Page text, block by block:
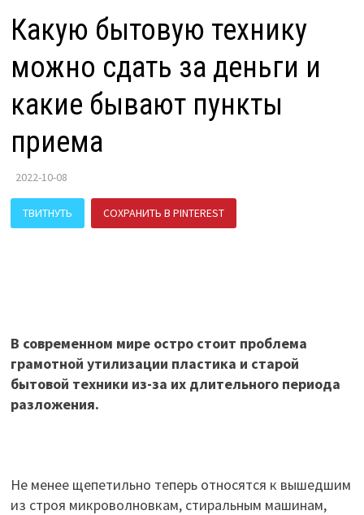
Какую бытовую технику
можно сдать за деньги и
какие бывают пункты
приема
2022-10-08
ТВИТНУТЬ СОХРАНИТЬ В PINTEREST
В современном мире остро стоит проблема
грамотной утилизации пластика и старой
бытовой техники из-за их длительного периода
разложения.
Не менее щепетильно теперь относятся к вышедшим
из строя микроволновкам, стиральным машинам,